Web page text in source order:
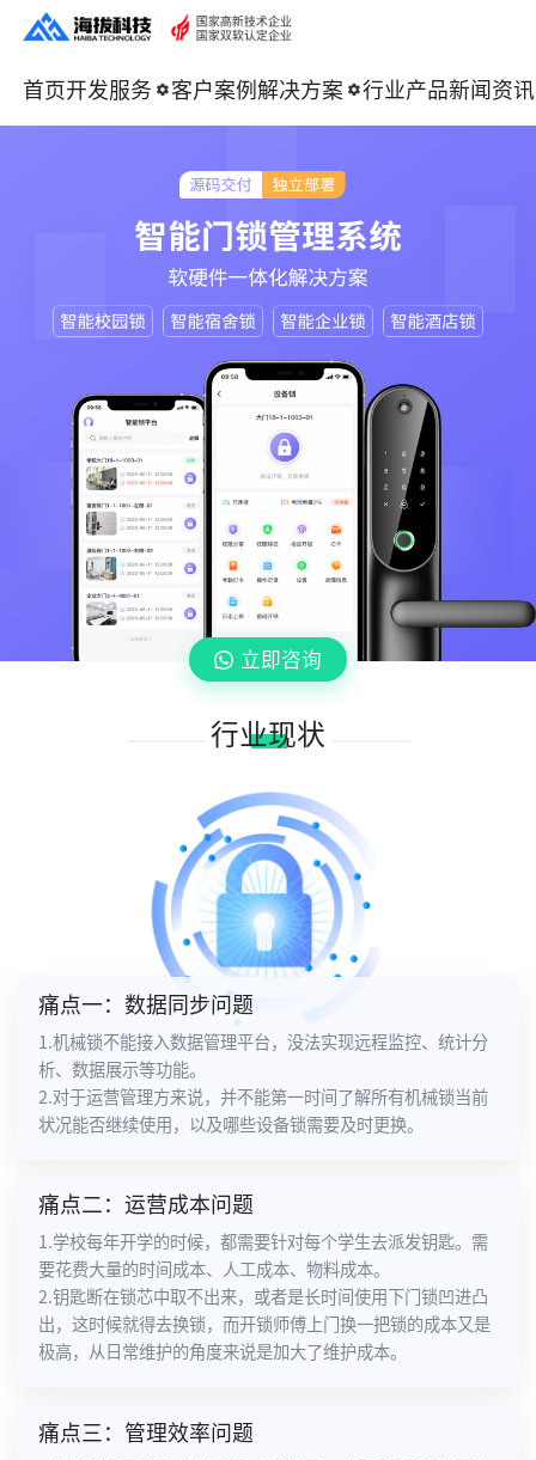
首页开发服务 客户案例解决方案 行业产品新闻资讯
立即咨询
行业现状
痛点一：数据同步问题
1.机械锁不能接入数据管理平台，没法实现远程监控、统计分
析、数据展示等功能。
2.对于运营管理方来说，并不能第一时间了解所有机械锁当前
状况能否继续使用，以及哪些设备锁需要及时更换。
痛点二：运营成本问题
1.学校每年开学的时候，都需要针对每个学生去派发钥匙。需
要花费大量的时间成本、人工成本、物料成本。
2.钥匙断在锁芯中取不出来，或者是长时间使用下门锁凹进凸
出，这时候就得去换锁，而开锁师傅上门换一把锁的成本又是
极高，从日常维护的角度来说是加大了维护成本。
痛点三：管理效率问题